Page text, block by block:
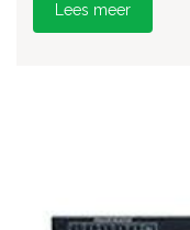
Lees meer